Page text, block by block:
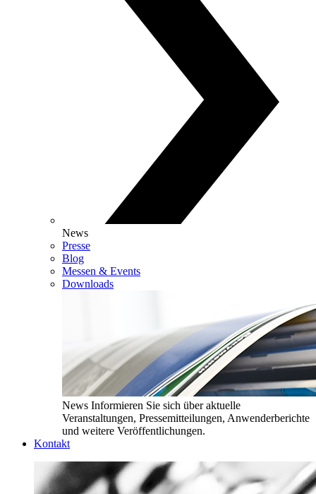
News
Presse
Blog
Messen & Events
Downloads
News Informieren Sie sich über aktuelle
Veranstaltungen, Pressemitteilungen, Anwenderberichte
und weitere Veröffentlichungen.
Kontakt